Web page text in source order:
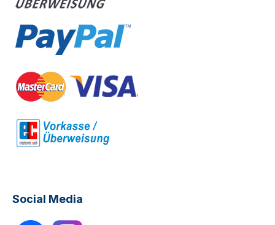
Social Media